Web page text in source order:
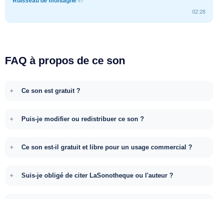
02:28
FAQ à propos de ce son
Ce son est gratuit ?
Puis-je modifier ou redistribuer ce son ?
Ce son est-il gratuit et libre pour un usage commercial ?
Suis-je obligé de citer LaSonotheque ou l'auteur ?